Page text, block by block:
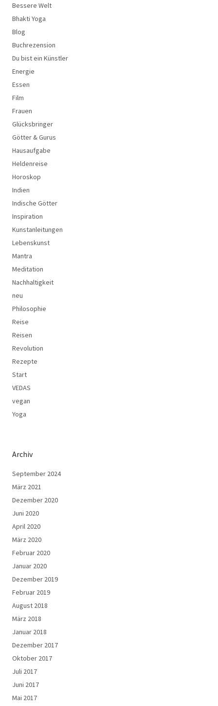
Bessere Welt
Bhakti Yoga
Blog
Buchrezension
Du bist ein Künstler
Energie
Essen
Film
Frauen
Glücksbringer
Götter & Gurus
Hausaufgabe
Heldenreise
Horoskop
Indien
Indische Götter
Inspiration
Kunstanleitungen
Lebenskunst
Mantra
Meditation
Nachhaltigkeit
neu
Philosophie
Reise
Reisen
Revolution
Rezepte
Start
VEDAS
vegan
Yoga
Archiv
September 2024
März 2021
Dezember 2020
Juni 2020
April 2020
März 2020
Februar 2020
Januar 2020
Dezember 2019
Februar 2019
August 2018
März 2018
Januar 2018
Dezember 2017
Oktober 2017
Juli 2017
Juni 2017
Mai 2017